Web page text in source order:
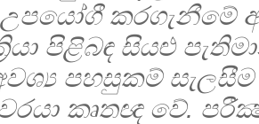
කරගැනීමේ
පිළිබඳ සියළු
පහසුකම්
කෘතඥ වේ.